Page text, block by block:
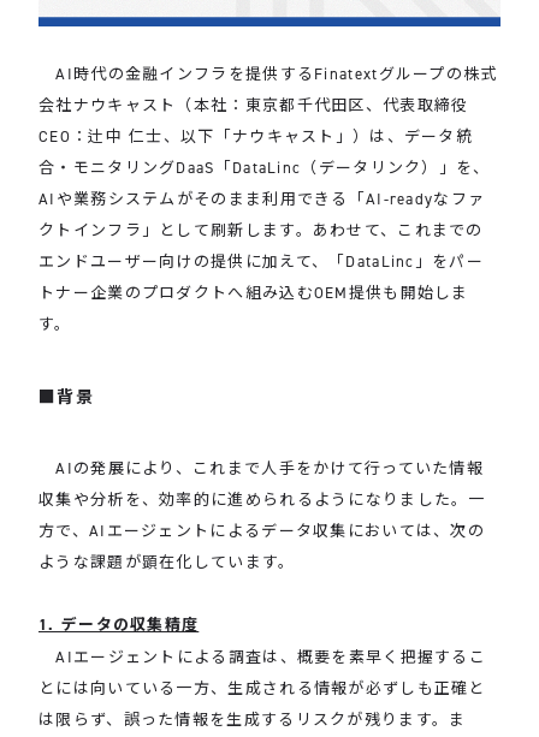
AI時代の金融インフラを提供するFinatextグループの株式
会社ナウキャスト（本社：東京都千代田区、代表取締役
CEO：辻中 仁士、以下「ナウキャスト」）は、データ統
合・モニタリングDaaS「DataLinc（データリンク）」を、
AIや業務システムがそのまま利用できる「AI-readyなファ
クトインフラ」として刷新します。あわせて、これまでの
エンドユーザー向けの提供に加えて、「DataLinc」をパー
トナー企業のプロダクトへ組み込むOEM提供も開始しま
す。
背景
AIの発展により、これまで人手をかけて行っていた情報
収集や分析を、効率的に進められるようになりました。一
方で、AIエージェントによるデータ収集においては、次の
ような課題が顕在化しています。
1. データの収集精度
AIエージェントによる調査は、概要を素早く把握するこ
とには向いている一方、生成される情報が必ずしも正確と
は限らず、誤った情報を生成するリスクが残ります。ま